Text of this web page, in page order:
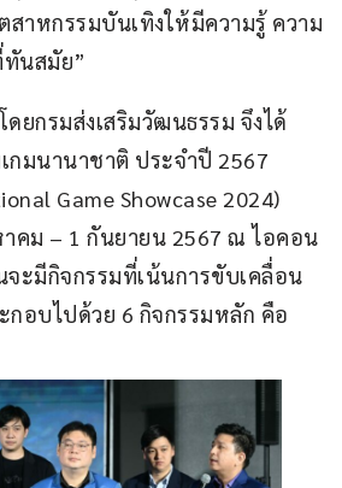
าหกรรมบันเทิงให้มีความรู้ ความ
นสมัย”
ยกรมส่งเสริมวัฒนธรรม จึงได้
กมนานาชาติ ประจำปี 2567
Game Showcase 2024)
คม – 1 กันยายน 2567 ณ ไอคอน
จะมีกิจกรรมที่เน้นการขับเคลื่อน
กอบไปด้วย 6 กิจกรรมหลัก คือ